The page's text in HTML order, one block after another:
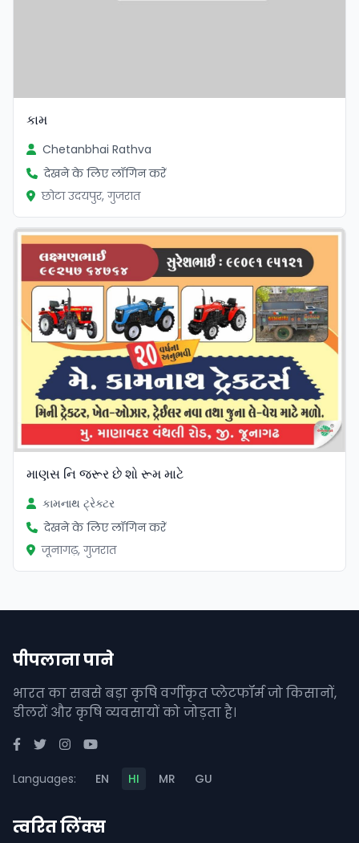
કામ
Chetanbhai Rathva
देखने के लिए लॉगिन करें
छोटा उदयपुर, गुजरात
માણસ નિ જરૂર છે શો રૂમ માટે
કામનાથ ટ્રેક્ટર
देखने के लिए लॉगिन करें
जूनागढ़, गुजरात
पीपलाना पाने
भारत का सबसे बड़ा कृषि वर्गीकृत प्लेटफॉर्म जो किसानों,
डीलरों और कृषि व्यवसायों को जोड़ता है।
Languages: EN HI MR GU
त्वरित लिंक्स